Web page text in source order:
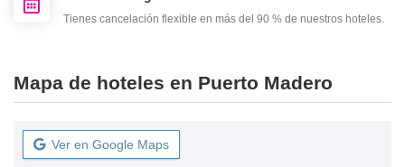
Tienes cancelación flexible en más del 90 % de nuestros hoteles.
Mapa de hoteles en Puerto Madero
Ver en Google Maps